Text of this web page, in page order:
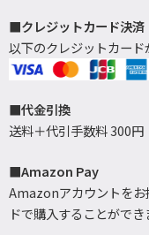
■クレジットカード決済
以下のクレジットカード
■代金引換
送料＋代引手数料 300円
■Amazon Pay
Amazonアカウントを
ドで購入することができ